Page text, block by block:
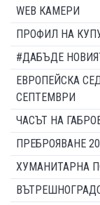
WEB КАМЕРИ
ПРОФИЛ НА
#ДАБЪДЕ
ЕВРОПЕЙСКА
СЕПТЕМВРИ
ЧАСЪТ НА
ПРЕБРОЯВАНЕ
ХУМАНИТАРНА